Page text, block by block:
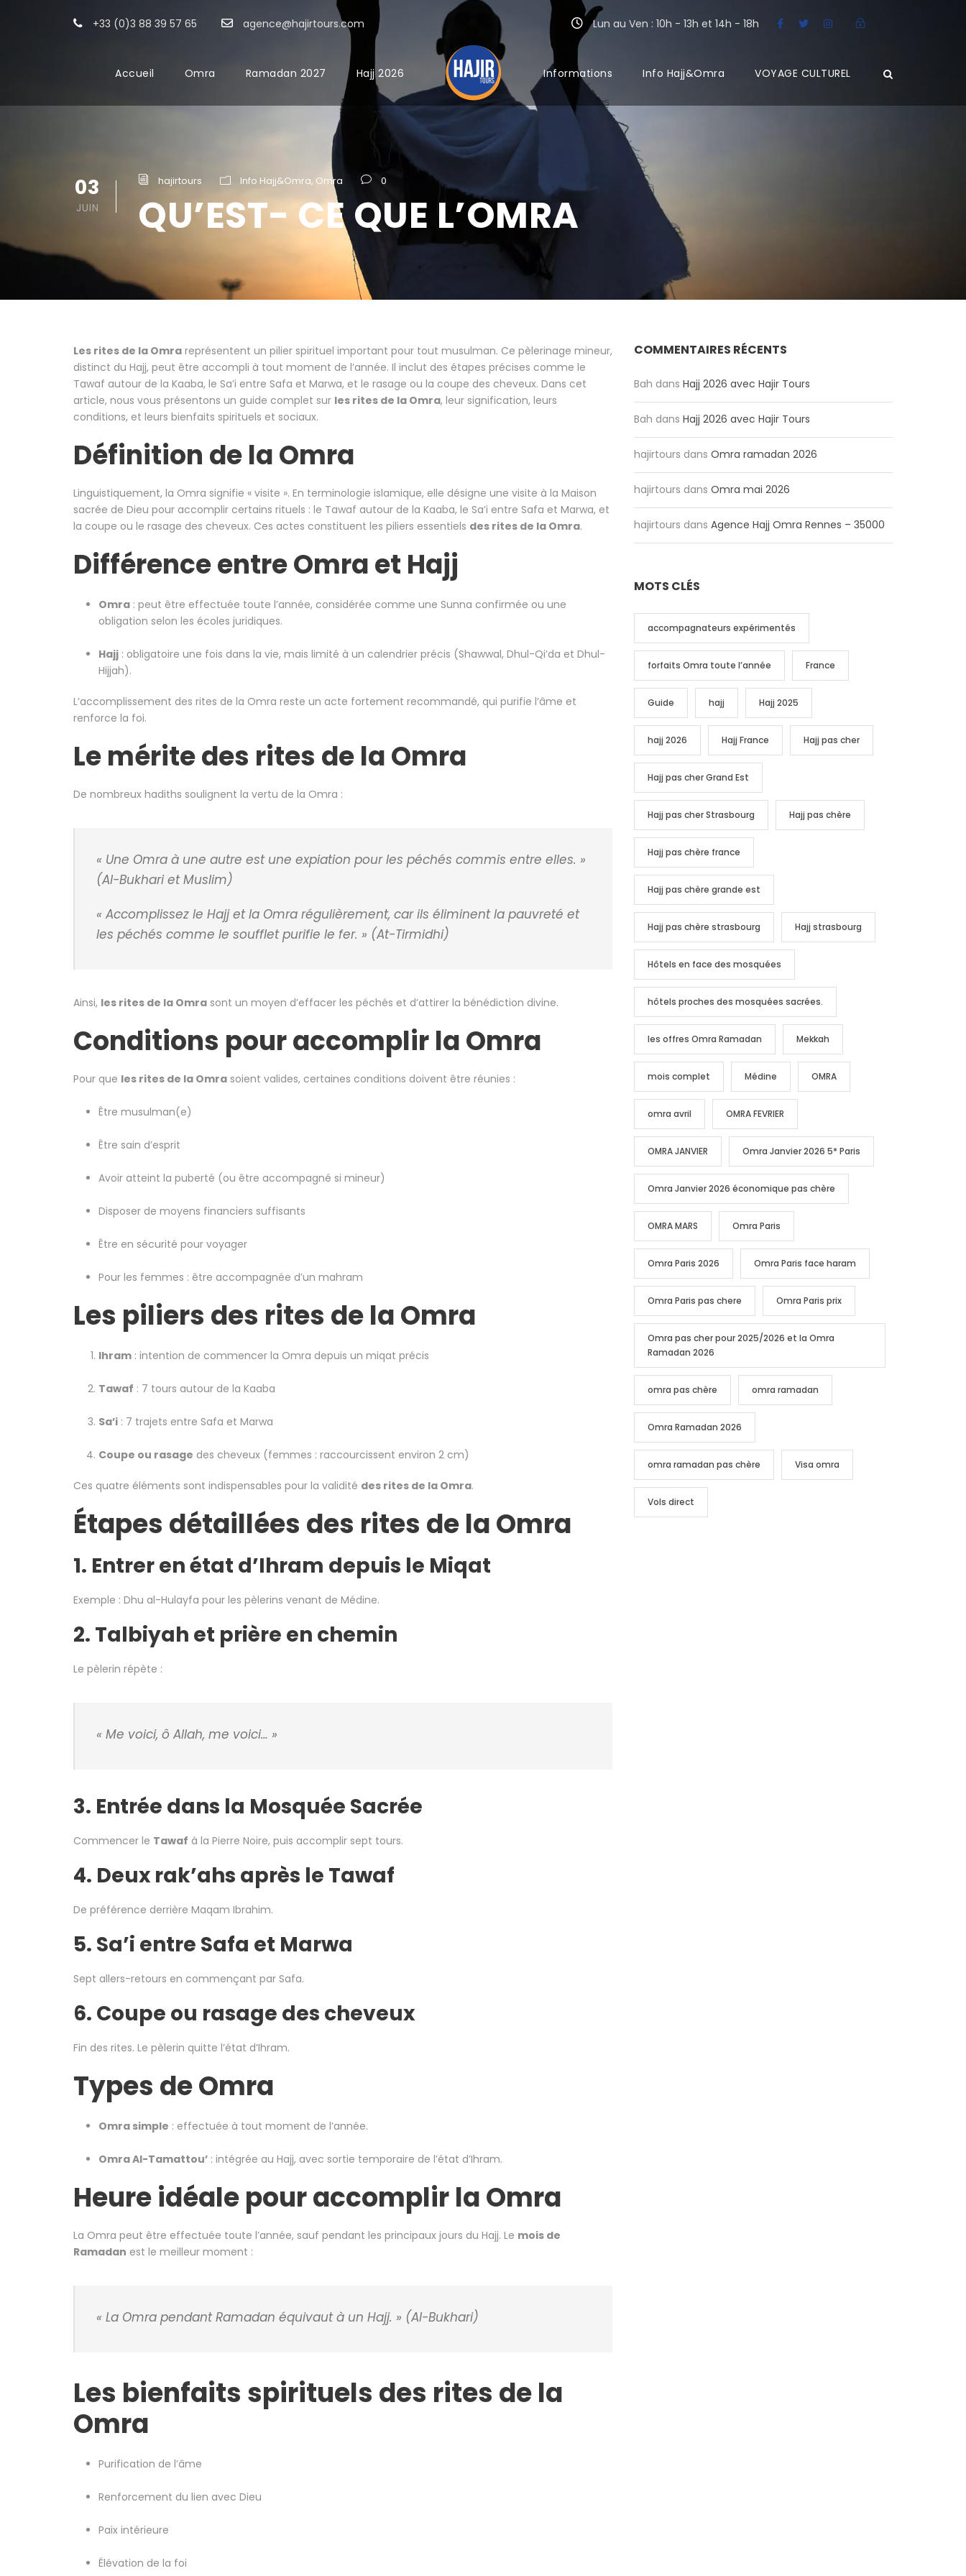
+33 (0)3 88 39 57 65 agence@hajirtours.com Lun au Ven : 10h - 13h et 14h - 18h
Accueil Omra Ramadan 2027 Hajj 2026 Informations Info Hajj&Omra VOYAGE CULTUREL
03
JUIN
hajirtours Info Hajj&Omra, Omra 0
QU’EST- CE QUE L’OMRA
Les rites de la Omra représentent un pilier spirituel important pour tout musulman. Ce pèlerinage mineur,
distinct du Hajj, peut être accompli à tout moment de l’année. Il inclut des étapes précises comme le
Tawaf autour de la Kaaba, le Sa’i entre Safa et Marwa, et le rasage ou la coupe des cheveux. Dans cet
article, nous vous présentons un guide complet sur les rites de la Omra, leur signification, leurs
conditions, et leurs bienfaits spirituels et sociaux.
Définition de la Omra
Linguistiquement, la Omra signifie « visite ». En terminologie islamique, elle désigne une visite à la Maison
sacrée de Dieu pour accomplir certains rituels : le Tawaf autour de la Kaaba, le Sa’i entre Safa et Marwa, et
la coupe ou le rasage des cheveux. Ces actes constituent les piliers essentiels des rites de la Omra.
Différence entre Omra et Hajj
Omra : peut être effectuée toute l’année, considérée comme une Sunna confirmée ou une
obligation selon les écoles juridiques.
Hajj : obligatoire une fois dans la vie, mais limité à un calendrier précis (Shawwal, Dhul-Qi’da et Dhul-
Hijjah).
L’accomplissement des rites de la Omra reste un acte fortement recommandé, qui purifie l’âme et
renforce la foi.
Le mérite des rites de la Omra
De nombreux hadiths soulignent la vertu de la Omra :
« Une Omra à une autre est une expiation pour les péchés commis entre elles. »
(Al-Bukhari et Muslim)
« Accomplissez le Hajj et la Omra régulièrement, car ils éliminent la pauvreté et
les péchés comme le soufflet purifie le fer. » (At-Tirmidhi)
Ainsi, les rites de la Omra sont un moyen d’effacer les péchés et d’attirer la bénédiction divine.
Conditions pour accomplir la Omra
Pour que les rites de la Omra soient valides, certaines conditions doivent être réunies :
Être musulman(e)
Être sain d’esprit
Avoir atteint la puberté (ou être accompagné si mineur)
Disposer de moyens financiers suffisants
Être en sécurité pour voyager
Pour les femmes : être accompagnée d’un mahram
Les piliers des rites de la Omra
Ihram : intention de commencer la Omra depuis un miqat précis
Tawaf : 7 tours autour de la Kaaba
Sa’i : 7 trajets entre Safa et Marwa
Coupe ou rasage des cheveux (femmes : raccourcissent environ 2 cm)
Ces quatre éléments sont indispensables pour la validité des rites de la Omra.
Étapes détaillées des rites de la Omra
1. Entrer en état d’Ihram depuis le Miqat
Exemple : Dhu al-Hulayfa pour les pèlerins venant de Médine.
2. Talbiyah et prière en chemin
Le pèlerin répète :
« Me voici, ô Allah, me voici… »
3. Entrée dans la Mosquée Sacrée
Commencer le Tawaf à la Pierre Noire, puis accomplir sept tours.
4. Deux rak’ahs après le Tawaf
De préférence derrière Maqam Ibrahim.
5. Sa’i entre Safa et Marwa
Sept allers-retours en commençant par Safa.
6. Coupe ou rasage des cheveux
Fin des rites. Le pèlerin quitte l’état d’Ihram.
Types de Omra
Omra simple : effectuée à tout moment de l’année.
Omra Al-Tamattou’ : intégrée au Hajj, avec sortie temporaire de l’état d’Ihram.
Heure idéale pour accomplir la Omra
La Omra peut être effectuée toute l’année, sauf pendant les principaux jours du Hajj. Le mois de
Ramadan est le meilleur moment :
« La Omra pendant Ramadan équivaut à un Hajj. » (Al-Bukhari)
Les bienfaits spirituels des rites de la
Omra
Purification de l’âme
Renforcement du lien avec Dieu
Paix intérieure
Élévation de la foi
COMMENTAIRES RÉCENTS
Bah dansHajj 2026 avec Hajir Tours
Bah dansHajj 2026 avec Hajir Tours
hajirtours dansOmra ramadan 2026
hajirtours dansOmra mai 2026
hajirtours dansAgence Hajj Omra Rennes – 35000
MOTS CLÉS
accompagnateurs expérimentés
forfaits Omra toute l’année France
Guide hajj Hajj 2025
hajj 2026 Hajj France Hajj pas cher
Hajj pas cher Grand Est
Hajj pas cher Strasbourg Hajj pas chère
Hajj pas chère france
Hajj pas chère grande est
Hajj pas chère strasbourg Hajj strasbourg
Hôtels en face des mosquées
hôtels proches des mosquées sacrées.
les offres Omra Ramadan Mekkah
mois complet Médine OMRA
omra avril OMRA FEVRIER
OMRA JANVIER Omra Janvier 2026 5* Paris
Omra Janvier 2026 économique pas chère
OMRA MARS Omra Paris
Omra Paris 2026 Omra Paris face haram
Omra Paris pas chere Omra Paris prix
Omra pas cher pour 2025/2026 et la Omra
Ramadan 2026
omra pas chère omra ramadan
Omra Ramadan 2026
omra ramadan pas chère Visa omra
Vols direct